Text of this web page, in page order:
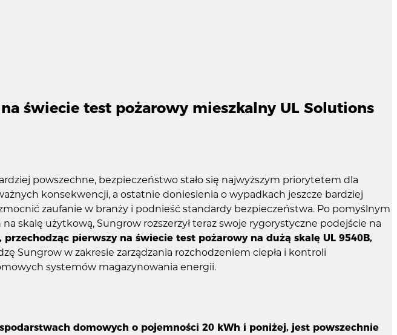
świecie test pożarowy mieszkalny UL Solutions
powszechne, bezpieczeństwo stało się najwyższym priorytetem dla
konsekwencji, a ostatnie doniesienia o wypadkach jeszcze bardziej
zaufanie w branży i podnieść standardy bezpieczeństwa. Po pomyślnym
skalę użytkową, Sungrow rozszerzył teraz swoje rygorystyczne podejście na
pierwszy na świecie test pożarowy na dużą skalę UL 9540B,
Sungrow w zakresie zarządzania rozchodzeniem ciepła i kontroli
systemów magazynowania energii.
domowych o pojemności 20 kWh i poniżej, jest powszechnie